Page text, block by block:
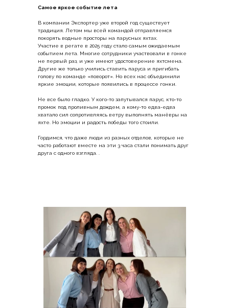
Самое яркое событие лета
В компании Экспортер уже второй год существует
традиция. Летом мы всей командой отправляемся
покорять водные просторы на парусных яхтах.
Участие в регате в 2025 году стало самым ожидаемым
событием лета. Многие сотрудники участвовали в гонке
не первый раз, и уже имеют удостоверение яхтсмена.
Другие же только учились ставить паруса и пригибать
голову по команде «поворот». Но всех нас объединили
яркие эмоции, которые появились в процессе гонки.
Не все было гладко. У кого-то запутывался парус, кто-то
промок под проливным дождем, а кому-то едва-едва
хватало сил сопротивляясь ветру выполнять манёвры на
яхте. Но эмоции и радость победы того стоили.
Гордимся, что даже люди из разных отделов, которые не
часто работают вместе на эти 3 часа стали понимать друг
друга с одного взгляда. .